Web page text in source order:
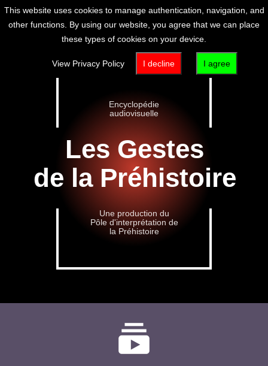
Encyclopédie
audiovisuelle
Les Gestes
de la Préhistoire
Une production du
Pôle d'interprétation de
la Préhistoire
subscriptions
This website uses cookies to manage authentication, navigation, and
other functions. By using our website, you agree that we can place
these types of cookies on your device.
View Privacy Policy I decline I agree